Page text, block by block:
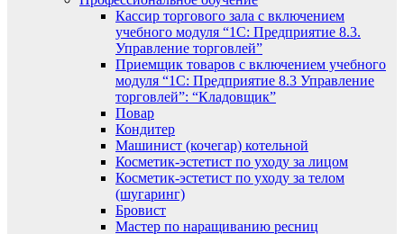
Кассир торгового зала с включением
учебного модуля “1С: Предприятие 8.3.
Управление торговлей”
Приемщик товаров с включением учебного
модуля “1С: Предприятие 8.3 Управление
торговлей”: “Кладовщик”
Повар
Кондитер
Машинист (кочегар) котельной
Косметик-эстетист по уходу за лицом
Косметик-эстетист по уходу за телом
(шугаринг)
Бровист
Мастер по наращиванию ресниц